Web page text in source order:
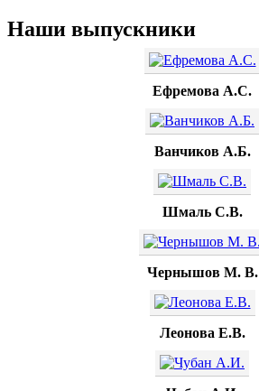
Наши выпускники
Ефремова А.С.
Ванчиков А.Б.
Шмаль С.В.
Чернышов М. В.
Леонова Е.В.